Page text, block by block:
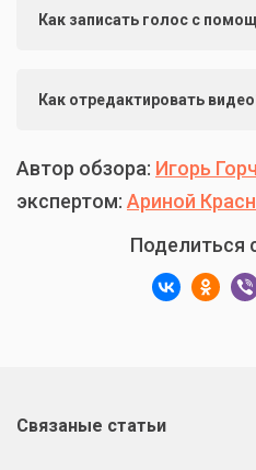
Как записать голос с
Как отредактировать
Автор обзора: Игорь
экспертом: Ариной
Поделиться
Связаные статьи